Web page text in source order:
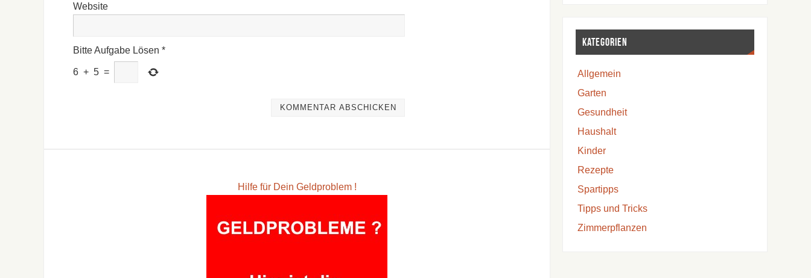
Website
Bitte Aufgabe Lösen *
6 + 5 =
Hilfe für Dein Geldproblem !
Kategorien
Allgemein
Garten
Gesundheit
Haushalt
Kinder
Rezepte
Spartipps
Tipps und Tricks
Zimmerpflanzen